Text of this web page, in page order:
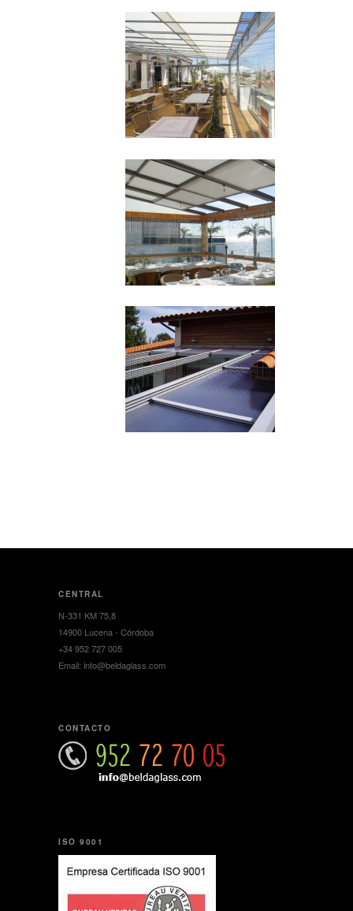
CENTRAL
N-331 KM 75,8
14900 Lucena - Córdoba
+34 952 727 005
Email: info@beldaglass.com
CONTACTO
ISO 9001